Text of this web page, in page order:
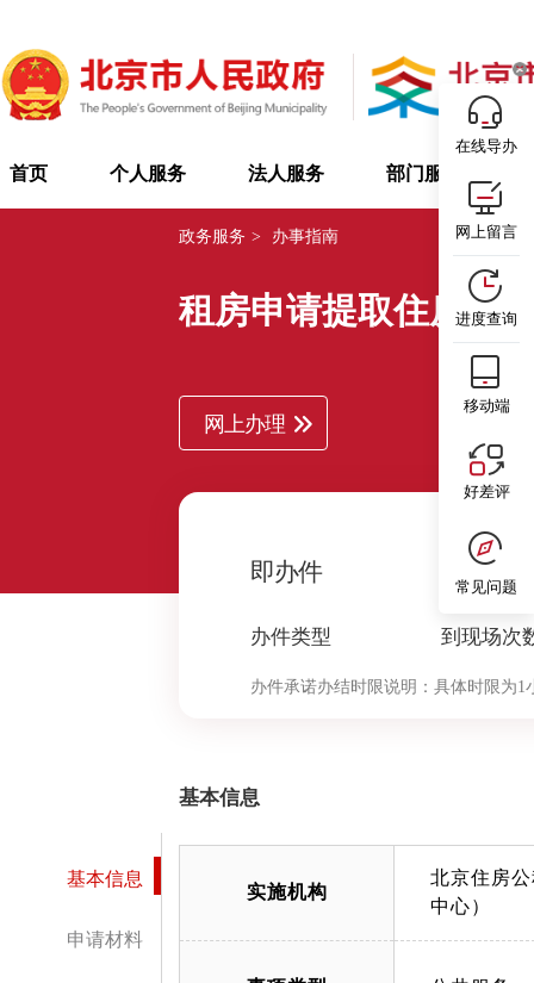
首页 个人服务 法人服务 部门服务
政务服务 > 办事指南
租房申请提取住房公
网上办理
即办件
办件类型
0
到现场次
办件承诺办结时限说明： 具体时限为1
基本信息
申请材料
基本信息
实施机构
北京住房
中心）
在线导办
网上留言
进度查询
移动端
好差评
常见问题